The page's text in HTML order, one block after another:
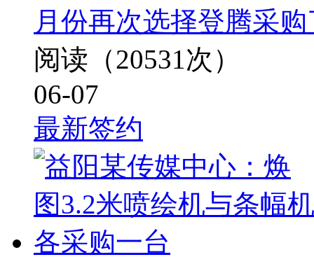
月份再次选择登腾采
阅读（20531次）
06-07
最新签约